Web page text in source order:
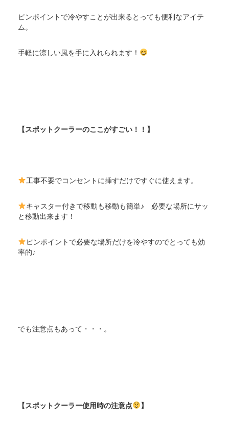
ピンポイントで冷やすことが出来るとっても便利なアイテ
ム。
手軽に涼しい風を手に入れられます！
【スポットクーラーのここがすごい！！】
工事不要でコンセントに挿すだけですぐに使えます。
キャスター付きで移動も移動も簡単♪ 必要な場所にサッ
と移動出来ます！
ピンポイントで必要な場所だけを冷やすのでとっても効
率的♪
でも注意点もあって・・・。
【スポットクーラー使用時の注意点 】